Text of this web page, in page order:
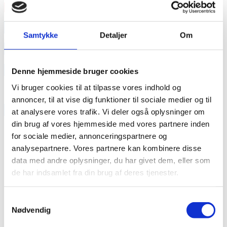
Samtykke Detaljer Om
Denne hjemmeside bruger cookies
Vi bruger cookies til at tilpasse vores indhold og
annoncer, til at vise dig funktioner til sociale medier og til
at analysere vores trafik. Vi deler også oplysninger om
din brug af vores hjemmeside med vores partnere inden
for sociale medier, annonceringspartnere og
analysepartnere. Vores partnere kan kombinere disse
data med andre oplysninger, du har givet dem, eller som
de har indsamlet fra din brug af deres tjenester.
Nødvendig
Læs mere
annonce
Like us
RAINBOW BUSINESS DENMARK